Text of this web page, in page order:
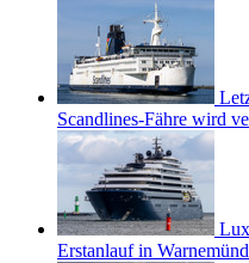
Scandlines-Fähre wird
Erstanlauf in